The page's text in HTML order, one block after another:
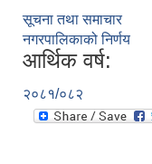
सूचना तथा समाचार
नगरपालिकाको निर्णय
आर्थिक वर्ष:
२०८१/०८२